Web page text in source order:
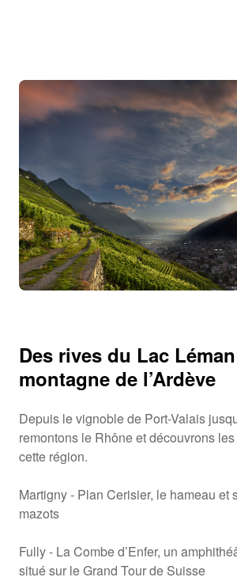
Des rives du Lac
montagne de l’Ardève
Depuis le vignoble de Port-Valais
remontons le Rhône et découvrons
cette région.
Martigny - Plan Cerisier, le hameau et
mazots
Fully - La Combe d’Enfer, un
situé sur le Grand Tour de Suisse